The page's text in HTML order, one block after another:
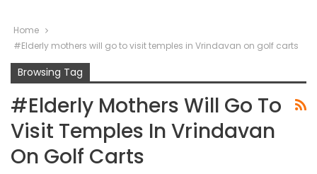
Home
#Elderly mothers will go to visit temples in Vrindavan on golf carts
Browsing Tag
#Elderly Mothers Will Go To
Visit Temples In Vrindavan
On Golf Carts